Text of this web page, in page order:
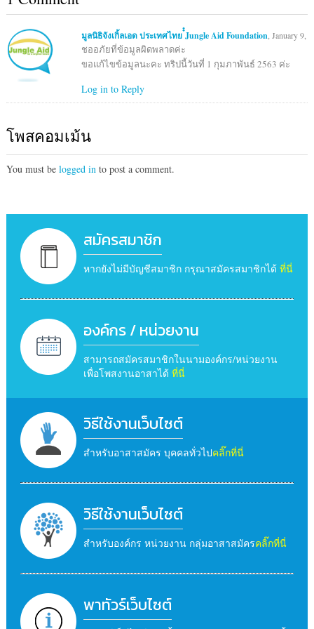
มูลนิธิจังเกิ้ลเอด ประเทศไทย ๋๋Jungle Aid Foundation, January 9,
ชออภัยที่ข้อมูลผิดพลาดค่ะ
ขอแก้ไขข้อมูลนะคะ ทริปนี้วันที่ 1 กุมภาพันธ์ 2563 ค่ะ
Log in to Reply
โพสคอมเม้น
You must be logged into post a comment.
สมัครสมาชิก
หากยังไม่มีบัญชีสมาชิก กรุณาสมัครสมาชิกได้ ที่นี่
องค์กร / หน่วยงาน
สามารถสมัครสมาชิกในนามองค์กร/หน่วยงาน
เพื่อโพสงานอาสาได้ ที่นี่
วิธีใช้งานเว็บไซต์
สำหรับอาสาสมัคร บุคคลทั่วไปคลิ๊กที่นี่
วิธีใช้งานเว็บไซต์
สำหรับองค์กร หน่วยงาน กลุ่มอาสาสมัครคลิ๊กที่นี่
พาทัวร์เว็บไซต์